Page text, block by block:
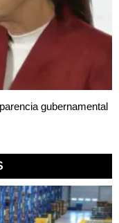
gubernamental